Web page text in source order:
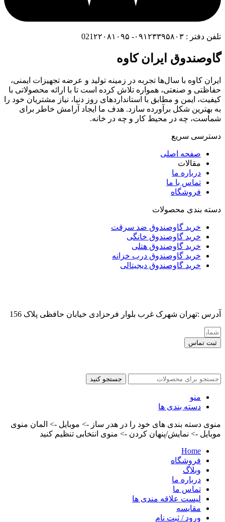
تلفن دفتر : ۰۹۱۲۳۳۹۵۸۰۳- 021۲۲۰۸۱۰۹۵
گاوصندوق ایران کاوه
ایران کاوه با سال‌ها تجربه در زمینه تولید و عرضه تجهیزات ایمنی،
حفاظتی و صنعتی، همواره تلاش کرده است تا با ارائه محصولاتی با
کیفیت، ایمن و مطابق با استانداردهای روز دنیا، نیاز مشتریان خود را
به بهترین شکل برآورده سازد. هدف ما ایجاد آرامش خاطر برای
شماست، چه در محیط کار و چه در خانه.
دسترسی سریع
صفحه اصلی
مقالات
درباره ما
تماس با ما
فروشگاه
دسته بندی محصولات
خرید گاوصندوق ضد سرقت
خرید گاوصندوق خانگی
خرید گاوصندوق هتلی
خرید گاوصندوق درب خزانه
خرید گاوصندوق دیجیتالی
آدرس :تهران شهرک غرب بلوار فرحزادی خیابان حافظی پلاک 156
ثبت تماس
جستجو کنید
منو
دسته بندی ها
منوی دسته بندی های خود را در هدر ساز -> موبایل -> المان منوی
موبایل -> نمایش/پنهان کردن -> منوی انتخابی تنظیم کنید
Home
فروشگاه
وبلاگ
درباره ما
تماس ما
لیست علاقه مندی ها
مقایسه
ورود / ثبت نام